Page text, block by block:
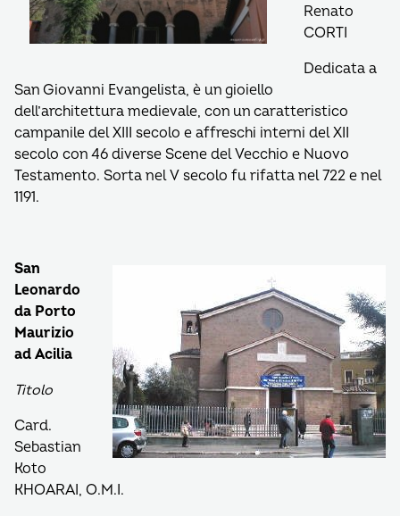
Renato
CORTI
Dedicata a
San Giovanni Evangelista, è un gioiello
dell’architettura medievale, con un caratteristico
campanile del XIII secolo e affreschi interni del XII
secolo con 46 diverse Scene del Vecchio e Nuovo
Testamento. Sorta nel V secolo fu rifatta nel 722 e nel
1191.
San
Leonardo
da Porto
Maurizio
ad Acilia
Titolo
Card.
Sebastian
Koto
KHOARAI, O.M.I.